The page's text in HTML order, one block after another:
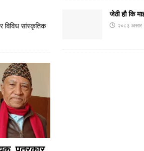
विविध सांस्कृतिक
जेठी हौ कि
२०८३ असार